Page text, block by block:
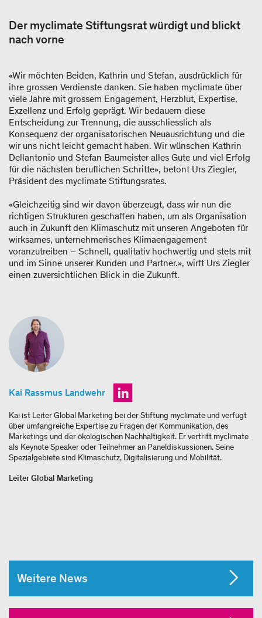
Der myclimate Stiftungsrat würdigt und blickt
nach vorne
«Wir möchten Beiden, Kathrin und Stefan, ausdrücklich für
ihre grossen Verdienste danken. Sie haben myclimate über
viele Jahre mit grossem Engagement, Herzblut, Expertise,
Exzellenz und Erfolg geprägt. Wir bedauern diese
Entscheidung zur Trennung, die ausschliesslich als
Konsequenz der organisatorischen Neuausrichtung und die
wir uns nicht leicht gemacht haben. Wir wünschen Kathrin
Dellantonio und Stefan Baumeister alles Gute und viel Erfolg
für die nächsten beruflichen Schritte», betont Urs Ziegler,
Präsident des myclimate Stiftungsrates.
«Gleichzeitig sind wir davon überzeugt, dass wir nun die
richtigen Strukturen geschaffen haben, um als Organisation
auch in Zukunft den Klimaschutz mit unseren Angeboten für
wirksames, unternehmerisches Klimaengagement
voranzutreiben – Schnell, qualitativ hochwertig und stets mit
und im Sinne unserer Kunden und Partner.», wirft Urs Ziegler
einen zuversichtlichen Blick in die Zukunft.
Kai Rassmus Landwehr
Kai ist Leiter Global Marketing bei der Stiftung myclimate und verfügt
über umfangreiche Expertise zu Fragen der Kommunikation, des
Marketings und der ökologischen Nachhaltigkeit. Er vertritt myclimate
als Keynote Speaker oder Teilnehmer an Paneldiskussionen. Seine
Spezialgebiete sind Klimaschutz, Digitalisierung und Mobilität.
Leiter Global Marketing
Weitere News